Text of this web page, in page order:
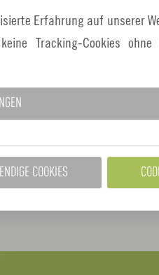
Erfahrung auf unserer
Tracking-Cookies
COOKIES